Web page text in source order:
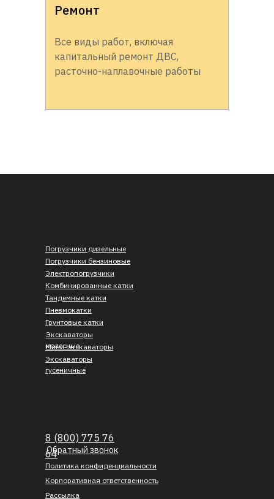
Ремонт
Все виды работ, включая
капитальный ремонт ДВС,
расточно-наплавочные работы
Погрузчики дизельные
Погрузчики бензиновые
Электропогрузчики
Экскаваторы
колесные
Обратный звонок
Экскаваторы
гусеничные
Мини-экскаваторы
Комбинированные катки
Грунтовые катки
Тандемные катки
Пневмокатки
Корпоративная ответственность
Рассылка
8 (800) 775 76
64
Политика конфиденциальности